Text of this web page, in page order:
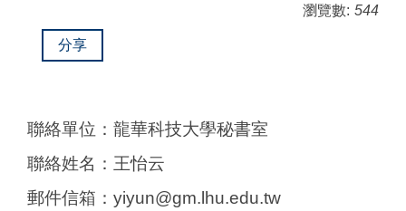
瀏覽數: 544
分享
聯絡單位：龍華科技大學秘書室
聯絡姓名：王怡云
郵件信箱：yiyun@gm.lhu.edu.tw